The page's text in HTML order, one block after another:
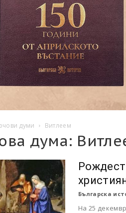
думи Витлеем
дума:
Българска
На 25